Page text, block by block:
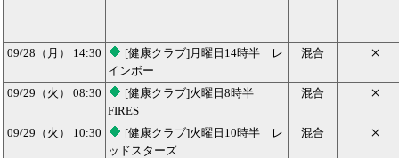
09/28（月） 14:30
[健康クラブ]月曜日14時半 レ
インボー
混合 ×
09/29（火） 08:30
[健康クラブ]火曜日8時半
FIRES
混合 ×
09/29（火） 10:30
[健康クラブ]火曜日10時半 レ
ッドスターズ
混合 ×